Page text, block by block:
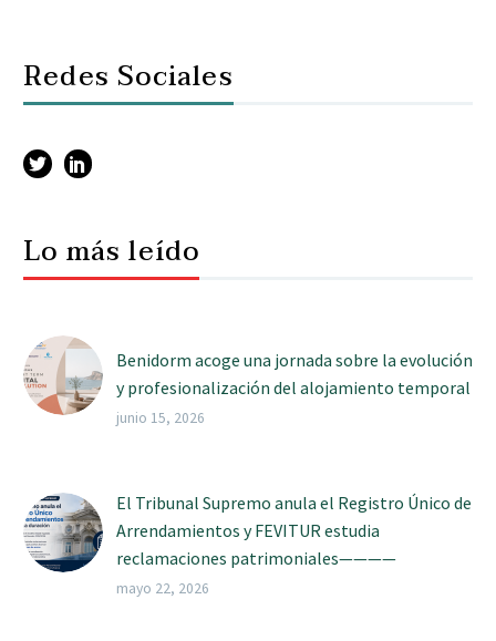
Redes Sociales
Lo más leído
Benidorm acoge una jornada sobre la evolución
y profesionalización del alojamiento temporal
junio 15, 2026
El Tribunal Supremo anula el Registro Único de
Arrendamientos y FEVITUR estudia
reclamaciones patrimoniales————
mayo 22, 2026